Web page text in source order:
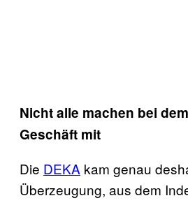
Nicht alle machen bei
Geschäft mit
Die DEKA kam genau
Überzeugung, aus dem